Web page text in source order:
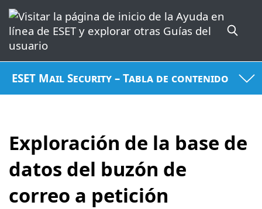
ESET Mail Security – Tabla de contenido
Exploración de la base de
datos del buzón de
correo a petición